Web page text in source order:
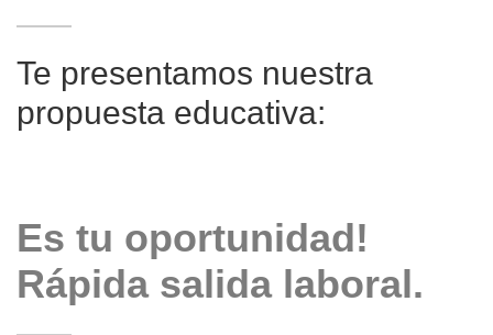
Te presentamos nuestra
propuesta educativa:
Es tu oportunidad!
Rápida salida laboral.